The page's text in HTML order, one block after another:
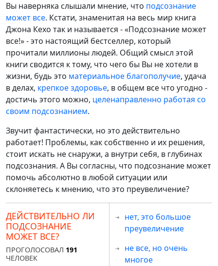
Вы наверняка слышали мнение, что подсознание
может все. Кстати, знаменитая на весь мир книга
Джона Кехо так и называется - «Подсознание может
все!» - это настоящий бестселлер, который
прочитали миллионы людей. Общий смысл этой
книги сводится к тому, что чего бы Вы не хотели в
жизни, будь это материальное благополучие, удача
в делах, крепкое здоровье, в общем все что угодно -
достичь этого можно, целенаправленно работая со
своим подсознанием.
Звучит фантастически, но это действительно
работает! Проблемы, как собственно и их решения,
стоит искать не снаружи, а внутри себя, в глубинах
подсознания. А Вы согласны, что подсознание может
помочь абсолютно в любой ситуации или
склоняетесь к мнению, что это преувеличение?
ДЕЙСТВИТЕЛЬНО ЛИ
ПОДСОЗНАНИЕ
МОЖЕТ ВСЕ?
ПРОГОЛОСОВАЛ 191
ЧЕЛОВЕК
нет, это большое
преувеличение
не все, но очень
многое